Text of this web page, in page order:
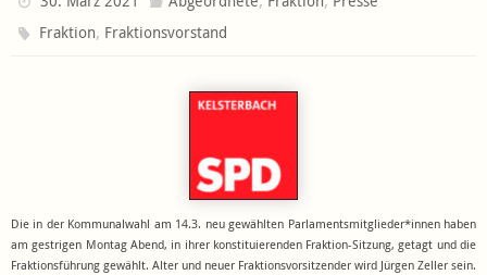
Fraktion, Fraktionsvorstand
Die in der Kommunalwahl am 14.3. neu gewählten Parlamentsmitglieder*innen haben
am gestrigen Montag Abend, in ihrer konstituierenden Fraktion-Sitzung, getagt und die
Fraktionsführung gewählt. Alter und neuer Fraktionsvorsitzender wird Jürgen Zeller sein.